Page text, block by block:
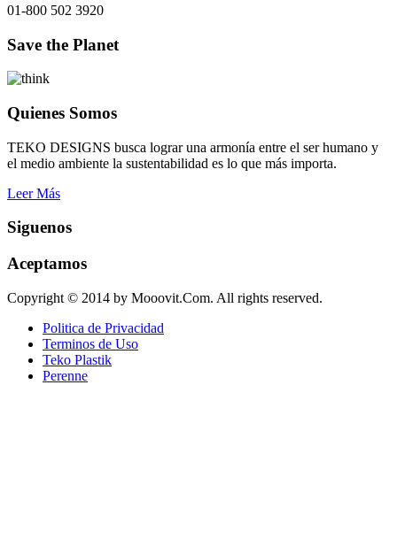
01-800 502 3920
Save the Planet
Quienes Somos
TEKO DESIGNS busca lograr una armonía entre el ser humano y
el medio ambiente la sustentabilidad es lo que más importa.
Leer Más
Siguenos
Aceptamos
Copyright © 2014 by Mooovit.Com. All rights reserved.
Politica de Privacidad
Terminos de Uso
Teko Plastik
Perenne